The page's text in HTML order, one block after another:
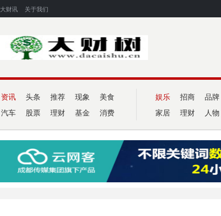
大财讯 关于我们
资讯 头条 推荐 现象 美食
汽车 股票 理财 基金 消费
娱乐 招商 品牌
家居 理财 人物